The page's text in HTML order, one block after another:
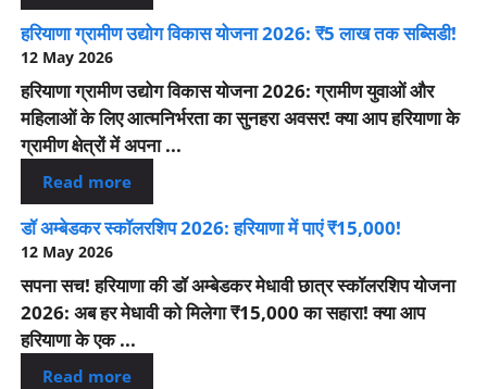
हरियाणा ग्रामीण उद्योग विकास योजना 2026: ₹5 लाख तक सब्सिडी!
12 May 2026
हरियाणा ग्रामीण उद्योग विकास योजना 2026: ग्रामीण युवाओं और
महिलाओं के लिए आत्मनिर्भरता का सुनहरा अवसर! क्या आप हरियाणा के
ग्रामीण क्षेत्रों में अपना ...
Read more
डॉ अम्बेडकर स्कॉलरशिप 2026: हरियाणा में पाएं ₹15,000!
12 May 2026
सपना सच! हरियाणा की डॉ अम्बेडकर मेधावी छात्र स्कॉलरशिप योजना
2026: अब हर मेधावी को मिलेगा ₹15,000 का सहारा! क्या आप
हरियाणा के एक ...
Read more